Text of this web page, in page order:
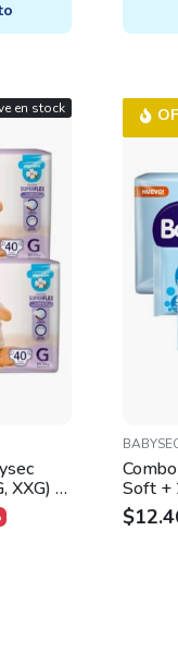
WAS:
IS:
XXG) –
en stock
Soft +
$